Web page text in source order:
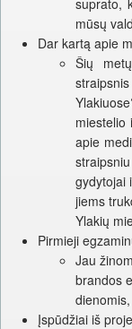
suprato,
mūsų
Dar kartą apie
Šių
miestelio
apie
gydytojai
jiems
Ylakių
Pirmieji
Jau
brandos
Įspūdžiai iš